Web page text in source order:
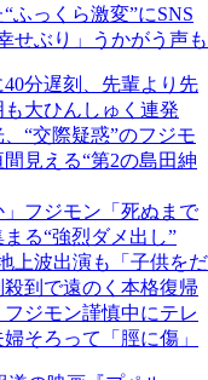
ふっくら激変”にSNS
せぶり」うかがう声も
分遅刻、先輩より先
大ひんしゅく連発
“交際疑惑”のフジモ
見える“第2の島田紳
」フジモン「死ぬまで
る“強烈ダメ出し”
上波出演も「子供をだ
到で遠のく本格復帰
ジモン謹慎中にテレ
そろって「脛に傷」